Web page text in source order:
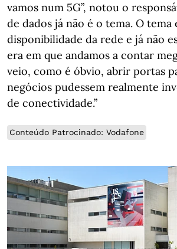
vamos num 5G”, notou o
de dados já não é o tema. O tema
disponibilidade da rede e já não
era em que andamos a contar
veio, como é óbvio, abrir portas
negócios pudessem realmente
de conectividade.”
Conteúdo Patrocinado: Vodafone